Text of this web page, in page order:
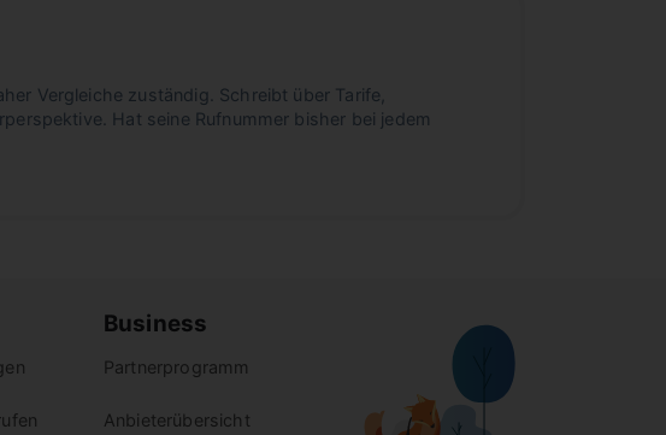
Vergleiche zuständig. Schreibt über Tarife,
Hat seine Rufnummer bisher bei jedem
Business
Partnerprogramm
Anbieterübersicht